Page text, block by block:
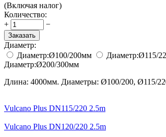
(Включая налог)
Количество:
+
−
Заказать
Диаметр:
Диаметр:Ø100/200мм Диаметр:Ø115/
Диаметр:Ø200/300мм
Длина: 4000мм. Диаметры: Ø100/200, Ø115/
Vulcano Plus DN115/220 2.5m
Vulcano Plus DN120/220 2.5m